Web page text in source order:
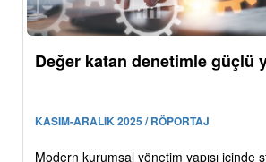
Değer katan denetimle güçlü
KASIM-ARALIK 2025 / RÖPORTAJ
Modern kurumsal yönetim yapısı içinde